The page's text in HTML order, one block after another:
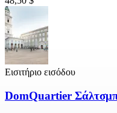
Εισιτήριο εισόδου
DomQuartier